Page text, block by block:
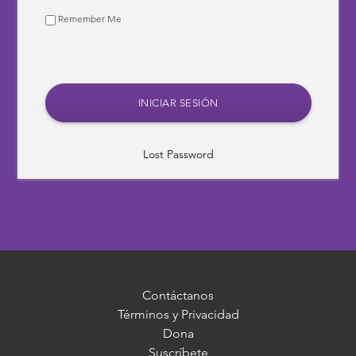
Remember Me
Lost Password
Contáctanos
Términos y Privacidad
Dona
Suscríbete